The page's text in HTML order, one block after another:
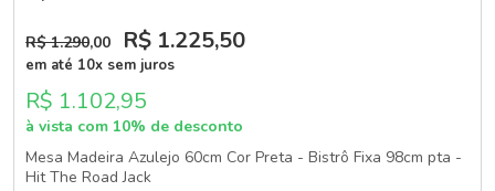
R$ 1.290,00 R$ 1.225,50
em até 10x sem juros
R$ 1.102,95
à vista com 10% de desconto
Mesa Madeira Azulejo 60cm Cor Preta - Bistrô Fixa 98cm pta -
Hit The Road Jack